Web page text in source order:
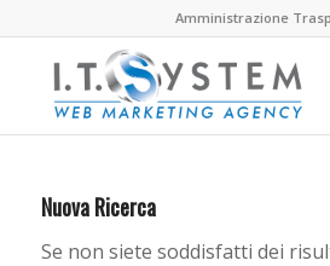
Amministrazione
Nuova Ricerca
Se non siete soddisfatti dei